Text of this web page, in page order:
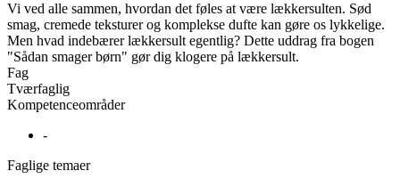
Vi ved alle sammen, hvordan det føles at være lækkersulten. Sød
smag, cremede teksturer og komplekse dufte kan gøre os lykkelige.
Men hvad indebærer lækkersult egentlig? Dette uddrag fra bogen
"Sådan smager børn" gør dig klogere på lækkersult.
Fag
Tværfaglig
Kompetenceområder
-
Faglige temaer